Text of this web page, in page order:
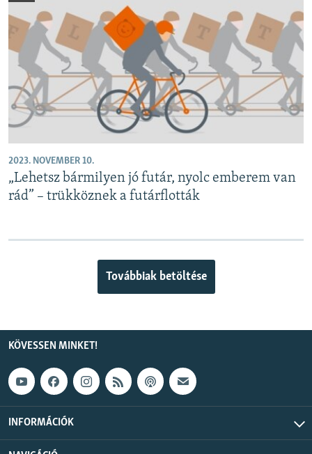
2023. NOVEMBER 10.
„Lehetsz bármilyen jó futár, nyolc emberem van
rád” – trükköznek a futárflották
Továbbiak betöltése
KÖVESSEN MINKET!
INFORMÁCIÓK